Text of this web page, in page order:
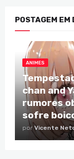
POSTAGEM EM
ANIMES
chan and
rumores
sofre
por Vicente